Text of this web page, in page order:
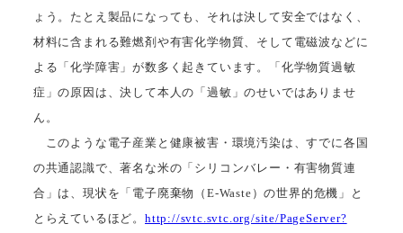
ょう。たとえ製品になっても、それは決して安全ではなく、
材料に含まれる難燃剤や有害化学物質、そして電磁波などに
よる「化学障害」が数多く起きています。「化学物質過敏
症」の原因は、決して本人の「過敏」のせいではありませ
ん。
このような電子産業と健康被害・環境汚染は、すでに各国
の共通認識で、著名な米の「シリコンバレー・有害物質連
合」は、現状を「電子廃棄物（E-Waste）の世界的危機」と
とらえているほど。 http://svtc.svtc.org/site/PageServer?